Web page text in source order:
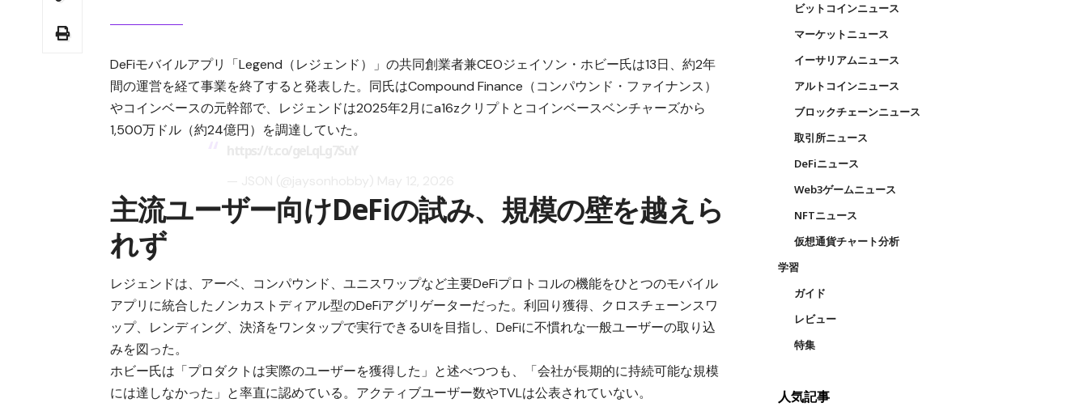
DeFiモバイルアプリ「Legend（レジェンド）」の共同創業者兼CEOジェイソン・ホビー氏は13日、約2年
間の運営を経て事業を終了すると発表した。同氏はCompound Finance（コンパウンド・ファイナンス）
やコインベースの元幹部で、レジェンドは2025年2月にa16zクリプトとコインベースベンチャーズから
1,500万ドル（約24億円）を調達していた。
主流ユーザー向けDeFiの試み、規模の壁を越えら
れず
レジェンドは、アーベ、コンパウンド、ユニスワップなど主要DeFiプロトコルの機能をひとつのモバイル
アプリに統合したノンカストディアル型のDeFiアグリゲーターだった。利回り獲得、クロスチェーンスワ
ップ、レンディング、決済をワンタップで実行できるUIを目指し、DeFiに不慣れな一般ユーザーの取り込
みを図った。
ホビー氏は「プロダクトは実際のユーザーを獲得した」と述べつつも、「会社が長期的に持続可能な規模
には達しなかった」と率直に認めている。アクティブユーザー数やTVLは公表されていない。
ビットコインニュース
マーケットニュース
イーサリアムニュース
アルトコインニュース
ブロックチェーンニュース
取引所ニュース
DeFiニュース
Web3ゲームニュース
NFTニュース
仮想通貨チャート分析
学習
ガイド
レビュー
特集
人気記事